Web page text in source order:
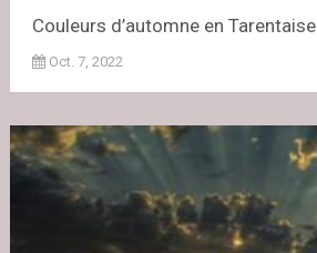
Couleurs d’automne en Tarentaise
Oct. 7, 2022